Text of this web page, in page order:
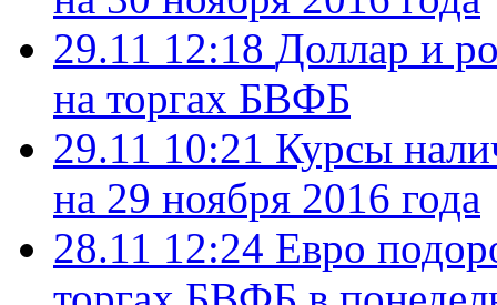
29.11 12:18 Доллар и
на торгах БВФБ
29.11 10:21 Курсы
на 29 ноября 2016 года
28.11 12:24 Евро